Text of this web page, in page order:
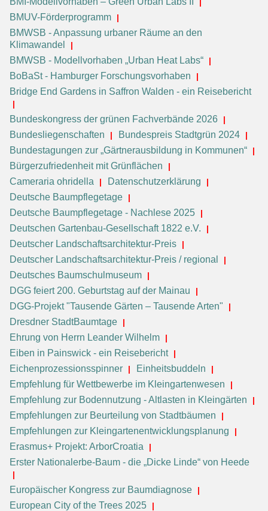
BMUV-Förderprogramm
BMWSB - Anpassung urbaner Räume an den
Klimawandel
BMWSB - Modellvorhaben „Urban Heat Labs“
BoBaSt - Hamburger Forschungsvorhaben
Bridge End Gardens in Saffron Walden - ein Reisebericht
Bundeskongress der grünen Fachverbände 2026
Bundesliegenschaften
Bundespreis Stadtgrün 2024
Bundestagungen zur „Gärtnerausbildung in Kommunen“
Bürgerzufriedenheit mit Grünflächen
Cameraria ohridella
Datenschutzerklärung
Deutsche Baumpflegetage
Deutsche Baumpflegetage - Nachlese 2025
Deutschen Gartenbau-Gesellschaft 1822 e.V.
Deutscher Landschaftsarchitektur-Preis
Deutscher Landschaftsarchitektur-Preis / regional
Deutsches Baumschulmuseum
DGG feiert 200. Geburtstag auf der Mainau
DGG-Projekt "Tausende Gärten – Tausende Arten"
Dresdner StadtBaumtage
Ehrung von Herrn Leander Wilhelm
Eiben in Painswick - ein Reisebericht
Eichenprozessionsspinner
Einheitsbuddeln
Empfehlung für Wettbewerbe im Kleingartenwesen
Empfehlung zur Bodennutzung - Altlasten in Kleingärten
Empfehlungen zur Beurteilung von Stadtbäumen
Empfehlungen zur Kleingartenentwicklungsplanung
Erasmus+ Projekt: ArborCroatia
Erster Nationalerbe-Baum - die „Dicke Linde“ von Heede
Europäischer Kongress zur Baumdiagnose
European City of the Trees 2025